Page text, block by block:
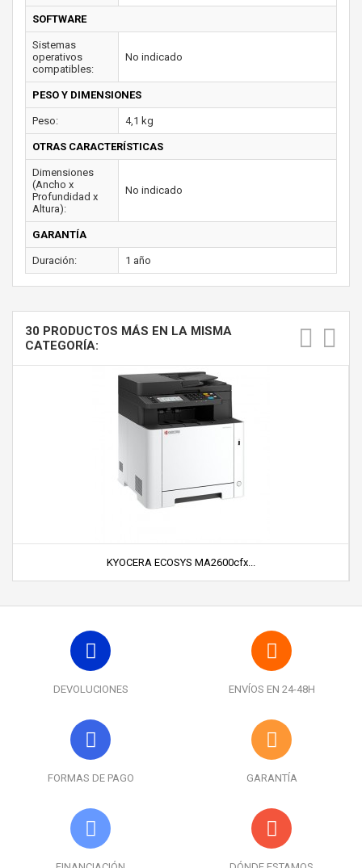
SOFTWARE
Sistemas
operativos
compatibles:
No indicado
PESO Y DIMENSIONES
Peso: 4,1 kg
OTRAS CARACTERÍSTICAS
Dimensiones
(Ancho x
Profundidad x
Altura):
No indicado
GARANTÍA
Duración: 1 año
30 PRODUCTOS MÁS EN LA MISMA
CATEGORÍA:
KYOCERA ECOSYS MA2600cfx...
DEVOLUCIONES ENVÍOS EN 24-48H
FORMAS DE PAGO GARANTÍA